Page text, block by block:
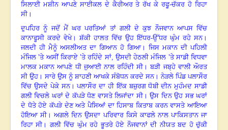
ਸਿਲਾਈ ਮਸ਼ੀਨ ਆਪਣੇ ਸਾਈਕਲ ਦੇ ਕੈਰੀਅਰ ਤੇ ਰੱਖ ਕੇ ਰਫੂ-ਚੱਕਰ ਹੋ ਰਿਹਾ
ਸੀ।
ਦੁਪਹਿਰ ਨੂੰ ਜਦੋਂ ਮੈਂ ਘਰ ਪਰਤਿਆਂ ਤਾਂ ਗਲੀ ਦੇ ਕੁਝ ਨੌਜਵਾਨ ਆਪਸ ਵਿੱਚ
ਕਾਨਾਫੂਸੀ ਕਰਦੇ ਵੇਖੇ। ਸ਼ੱਕੀ ਹਾਲਤ ਵਿੱਚ ਉਹ ਇੱਧਰ-ਉੱਧਰ ਘੁੰਮ ਰਹੇ ਸਨ।
ਜਲਦੀ ਹੀ ਮੈਨੂੰ ਅਸਲੀਅਤ ਦਾ ਗਿਆਨ ਹੋ ਗਿਆ। ਜਿਸ ਮਕਾਨ ਦੀ ਪਹਿਲੀ
ਮੰਜਿਲ ’ਤੇ ਅਸੀਂ ਕਿਰਾਏ ’ਤੇ ਰਹਿੰਦੇ ਸਾਂ, ਉਸਦੀ ਹੇਠਲੀ ਮੰਜਿਲ ’ਤੇ ਸਾਡੀ ਵਿਧਵਾ
ਮਾਲਕ ਮਕਾਨ ਆਪਣੇ ਧੀ ਜੁਆਈ ਨਾਲ ਰਹਿੰਦੀ ਸੀ। ਬੜੀ ਜਬ੍ਹੇ ਵਾਲੀ ਔਰਤ
ਸੀ ਉਹ। ਸਾਰੇ ਉਸ ਨੂੰ ਸ਼ਾਹਣੀ ਆਖਕੇ ਸੰਬੋਧਨ ਕਰਦੇ ਸਨ। ਨੇੜਲੇ ਪਿੰਡ ਪਲਾਸੌਰ
ਵਿੱਚ ਉਸਦੇ ਪੇਕੇ ਸਨ। ਪਲਾਸੌਰ ਦਾ ਹੀ ਇੱਕ ਬਜ਼ੁਰਗ ਧੋਬੀ ਦੀਨ ਮੁਹੰਮਦ ਸਾਡੀ
ਗਲੀ ਵਿਚਲੇ ਘਰਾਂ ਦੇ ਕੱਪੜੇ ਧੋਣ ਵਾਸਤੇ ਲਿਜਾਂਦਾ ਸੀ। ਉਸ ਦਿਨ ਉਹ ਸਭ ਘਰਾਂ
ਦੇ ਧੋਤੇ ਹੋਏ ਕੱਪੜੇ ਦੇਣ ਅਤੇ ਪੈਸਿਆਂ ਦਾ ਹਿਸਾਬ ਕਿਤਾਬ ਕਰਨ ਵਾਸਤੇ ਆਇਆ
ਹੋਇਆ ਸੀ। ਅਗਲੇ ਦਿਨ ਉਸਦਾ ਪਰਿਵਾਰ ਕਿਸੇ ਕਾਫਲੇ ਨਾਲ ਪਾਕਿਸਤਾਨ ਜਾ
ਰਿਹਾ ਸੀ। ਗਲੀ ਵਿੱਚ ਘੁੰਮ ਰਹੇ ਭੂਤਰੇ ਹੋਏ ਨੌਜਵਾਨਾਂ ਦੀ ਨੀਯਤ ਬਦ ਹੋ ਚੁੱਕੀ